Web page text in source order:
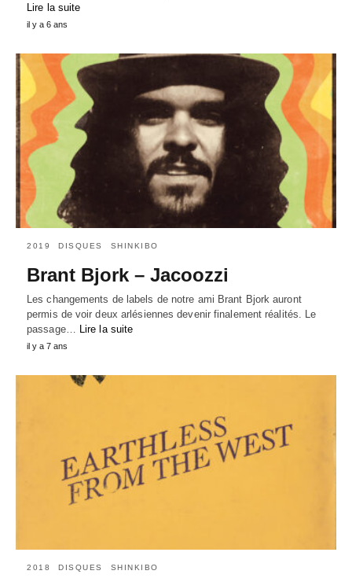
Lire la suite
il y a 6 ans
2019 DISQUES SHINKIBO
Brant Bjork – Jacoozzi
Les changements de labels de notre ami Brant Bjork auront
permis de voir deux arlésiennes devenir finalement réalités. Le
passage…
Lire la suite
il y a 7 ans
2018 DISQUES SHINKIBO